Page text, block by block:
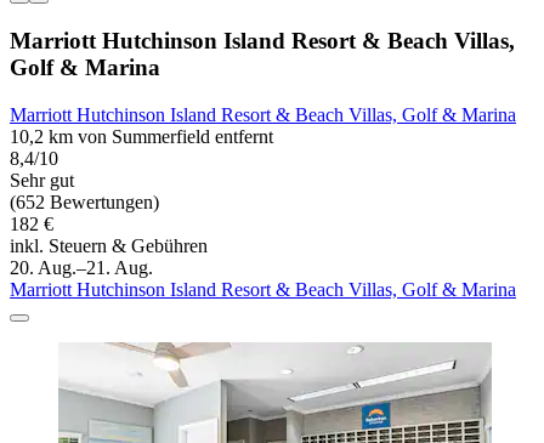
Marriott Hutchinson Island Resort & Beach Villas,
Golf & Marina
Marriott Hutchinson Island Resort & Beach Villas, Golf & Marina
10,2 km von Summerfield entfernt
8,4/10
Sehr gut
(652 Bewertungen)
182 €
inkl. Steuern & Gebühren
20. Aug.–21. Aug.
Marriott Hutchinson Island Resort & Beach Villas, Golf & Marina